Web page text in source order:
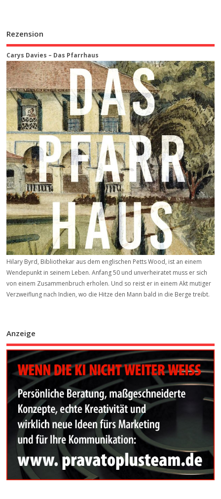
Rezension
Carys Davies – Das Pfarrhaus
Hilary Byrd, Bibliothekar aus dem englischen Petts Wood, ist an einem
Wendepunkt in seinem Leben. Anfang 50 und unverheiratet muss er sich
von einem Zusammenbruch erholen. Und so reist er in einem Akt mutiger
Verzweiflung nach Indien, wo die Hitze den Mann bald in die Berge treibt.
Anzeige